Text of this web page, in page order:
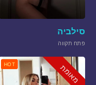
סילביה
פתח תקווה
HOT מאומת